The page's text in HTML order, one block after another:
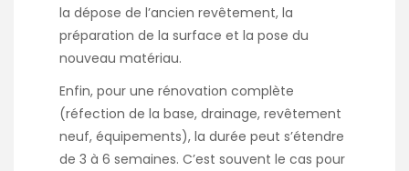
la dépose de l’ancien revêtement, la
préparation de la surface et la pose du
nouveau matériau.
Enfin, pour une rénovation complète
(réfection de la base, drainage, revêtement
neuf, équipements), la durée peut s’étendre
de 3 à 6 semaines. C’est souvent le cas pour